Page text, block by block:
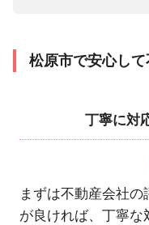
松原市で安心し
丁寧に対
まずは不動産会社
が良ければ、丁寧な